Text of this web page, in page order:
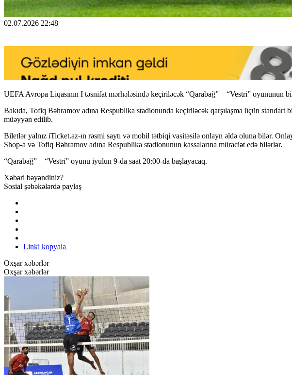
02.07.2026 22:48
UEFA Avropa Liqasının I təsnifat mərhələsində keçiriləcək “Qarabağ” – “Vestri” oyununun
Bakıda, Tofiq Bəhramov adına Respublika stadionunda keçiriləcək qarşılaşma üçün
müəyyən edilib.
Biletlər yalnız iTicket.az-ın rəsmi saytı və mobil tətbiqi vasitəsilə onlayn əldə oluna bilər.
Shop-a və Tofiq Bəhramov adına Respublika stadionunun kassalarına müraciət edə bilərlər.
“Qarabağ” – “Vestri” oyunu iyulun 9-da saat 20:00-da başlayacaq.
Xəbəri bəyəndiniz?
Sosial şəbəkələrdə paylaş
Linki kopyala
Oxşar xəbərlər
Oxşar xəbərlər